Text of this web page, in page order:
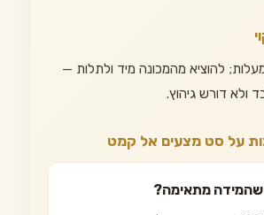
עד 40 מעלות; להוציא מהמכונה מיד ולתלות —
ולא דורש גיהוץ.
על סט מצעים אל קמט
שהמידה מתאימה?